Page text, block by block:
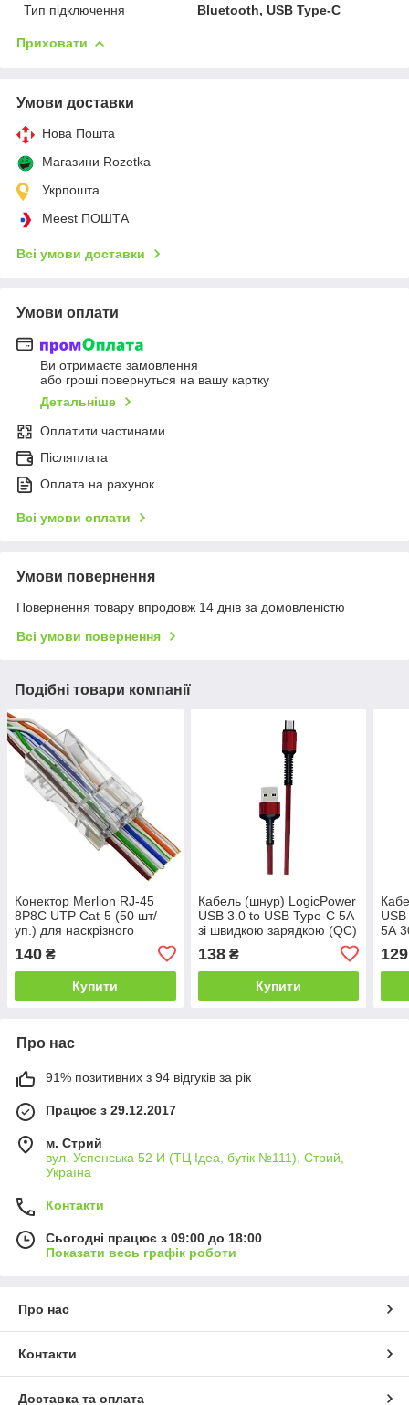
Тип підключення
Bluetooth, USB Type-C
Приховати
Умови доставки
Нова Пошта
Магазини Rozetka
Укрпошта
Meest ПОШТА
Всі умови доставки
Умови оплати
Ви отримаєте замовлення
або гроші повернуться на вашу картку
Детальніше
Оплатити частинами
Післяплата
Оплата на рахунок
Всі умови оплати
Умови повернення
Повернення товару впродовж 14 днів за домовленістю
Всі умови повернення
Подібні товари компанії
Конектор Merlion RJ-45
8P8C UTP Cat-5 (50 шт/
уп.) для наскрізного
140 ₴
Купити
Кабель (шнур) LogicPower
USB 3.0 to USB Type-C 5A
зі швидкою зарядкою (QC)
138₴
Купити
5А
129
Про нас
91% позитивних з 94 відгуків за рік
Працює з 29.12.2017
м. Стрий
вул. Успенська 52 И (ТЦ Ідеа, бутік №111), Стрий,
Україна
Контакти
Сьогодні працює з 09:00 до 18:00
Показати весь графік роботи
Про нас
Контакти
Доставка та оплата